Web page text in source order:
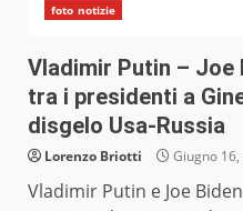
foto notizie
Vladimir Putin –
tra i presidenti a
disgelo Usa-Russia
Lorenzo Briotti Giugno 16,
Vladimir Putin e Joe